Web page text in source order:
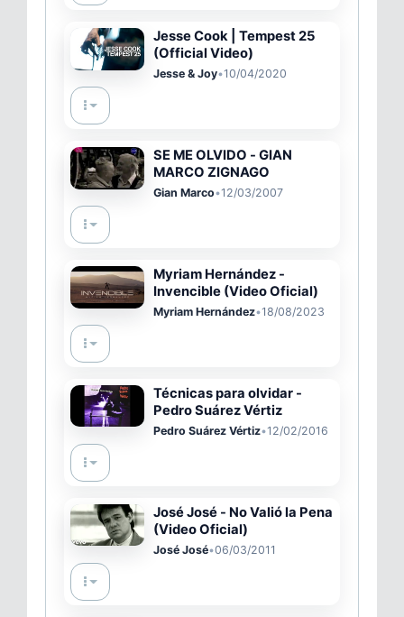
Jesse Cook | Tempest 25
(Official Video)
Jesse & Joy•10/04/2020
SE ME OLVIDO - GIAN
MARCO ZIGNAGO
Gian Marco•12/03/2007
Myriam Hernández -
Invencible (Video Oficial)
Myriam Hernández•18/08/2023
Técnicas para olvidar -
Pedro Suárez Vértiz
Pedro Suárez Vértiz•12/02/2016
José José - No Valió la Pena
(Video Oficial)
José José•06/03/2011